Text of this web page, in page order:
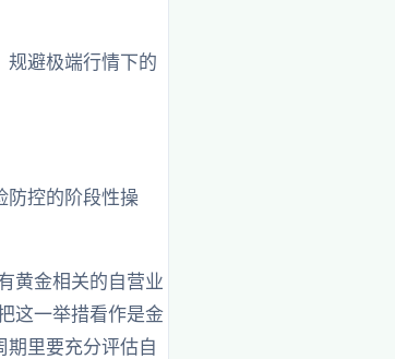
规避极端行情下的
防控的阶段性操
黄金相关的自营业
这一举措看作是金
期里要充分评估自